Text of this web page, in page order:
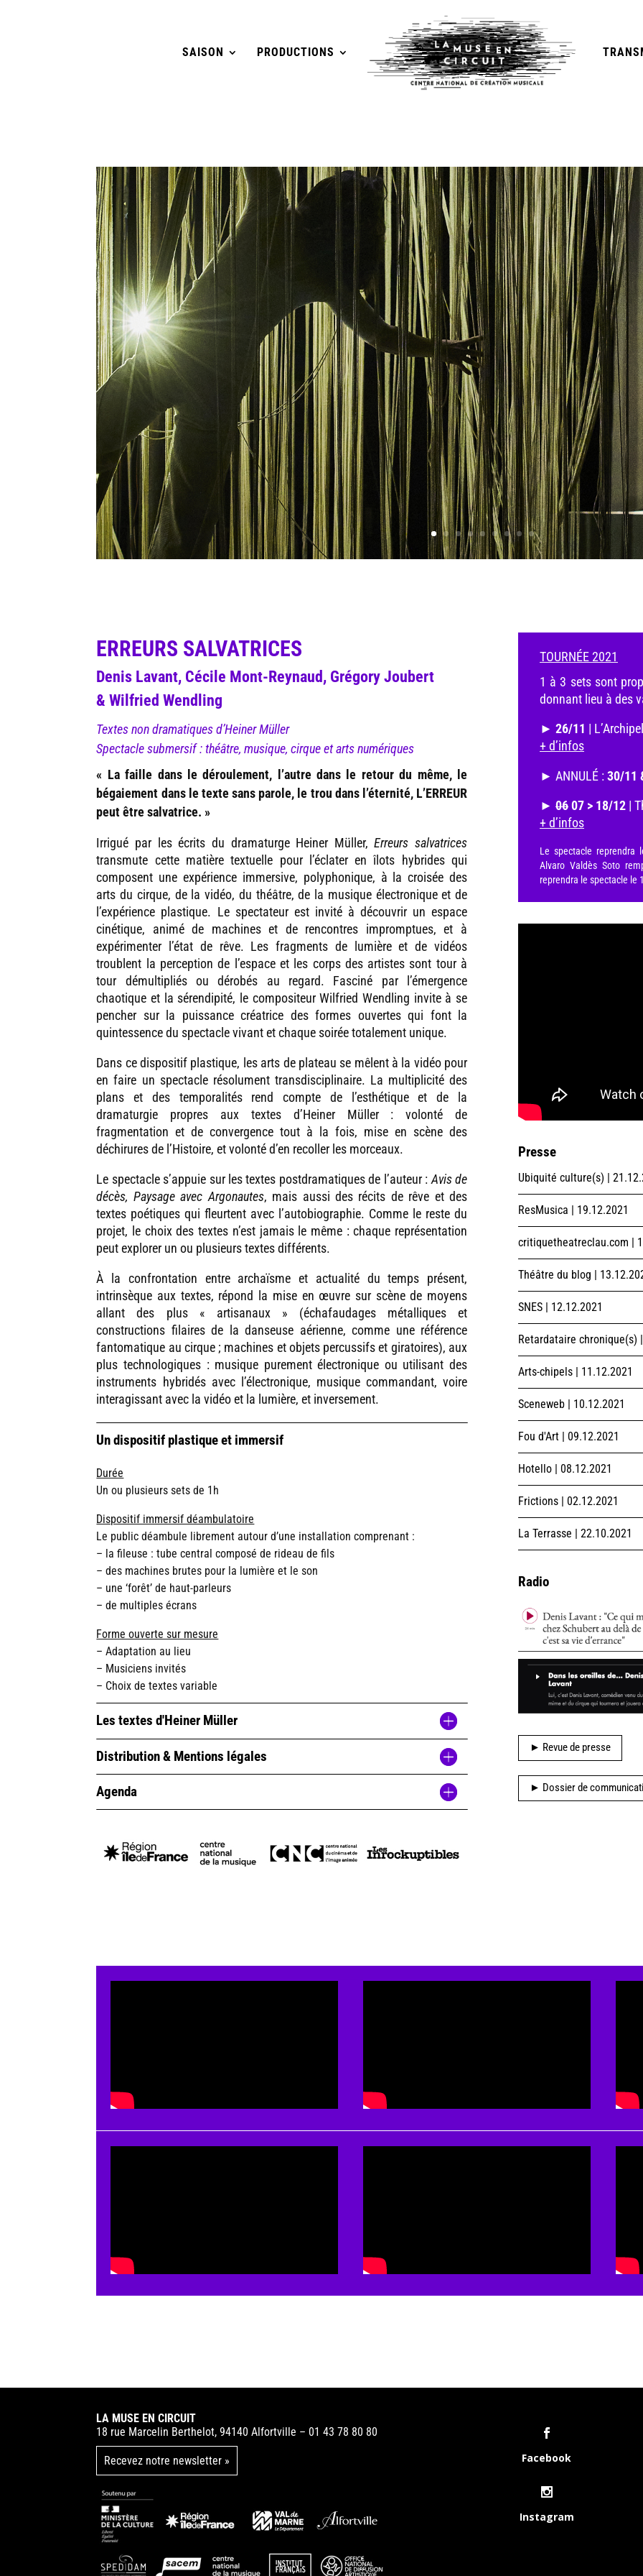
SAISON PRODUCTIONS
ERREURS SALVATRICES
Denis Lavant, Cécile Mont-Reynaud, Grégory Joubert
& Wilfried Wendling
Textes non dramatiques d’Heiner Müller
Spectacle submersif : théâtre, musique, cirque et arts numériques
« La faille dans le déroulement, l’autre dans le retour du même, le
bégaiement dans le texte sans parole, le trou dans l’éternité, L’ERREUR
peut être salvatrice. »
Irrigué par les écrits du dramaturge Heiner Müller,Erreurs salvatrices
transmute cette matière textuelle pour l’éclater en îlots hybrides qui
composent une expérience immersive, polyphonique, à la croisée des
arts du cirque, de la vidéo, du théâtre, de la musique électronique et de
l’expérience plastique. Le spectateur est invité à découvrir un espace
cinétique, animé de machines et de rencontres impromptues, et à
expérimenter l’état de rêve. Les fragments de lumière et de vidéos
troublent la perception de l’espace et les corps des artistes sont tour à
tour démultipliés ou dérobés au regard. Fasciné par l’émergence
chaotique et la sérendipité, le compositeur Wilfried Wendling invite à se
pencher sur la puissance créatrice des formes ouvertes qui font la
quintessence du spectacle vivant et chaque soirée totalement unique.
Dans ce dispositif plastique, les arts de plateau se mêlent à la vidéo pour
en faire un spectacle résolument transdisciplinaire. La multiplicité des
plans et des temporalités rend compte de l’esthétique et de la
dramaturgie propres aux textes d’Heiner Müller : volonté de
fragmentation et de convergence tout à la fois, mise en scène des
déchirures de l’Histoire, et volonté d’en recoller les morceaux.
Le spectacle s’appuie sur les textes postdramatiques de l’auteur : Avis de
décès, Paysage avec Argonautes, mais aussi des récits de rêve et des
textes poétiques qui fleurtent avec l’autobiographie. Comme le reste du
projet, le choix des textes n’est jamais le même : chaque représentation
peut explorer un ou plusieurs textes différents.
À la confrontation entre archaïsme et actualité du temps présent,
intrinsèque aux textes, répond la mise en œuvre sur scène de moyens
allant des plus « artisanaux » (échafaudages métalliques et
constructions filaires de la danseuse aérienne, comme une référence
fantomatique au cirque ; machines et objets percussifs et giratoires), aux
plus technologiques : musique purement électronique ou utilisant des
instruments hybridés avec l’électronique, musique commandant, voire
interagissant avec la vidéo et la lumière, et inversement.
Un dispositif plastique et immersif
Durée
Un ou plusieurs sets de 1h
Dispositif immersif déambulatoire
Le public déambule librement autour d’une installation comprenant :
– la fileuse : tube central composé de rideau de fils
– des machines brutes pour la lumière et le son
– une ‘forêt’ de haut-parleurs
– de multiples écrans
Forme ouverte sur mesure
– Adaptation au lieu
– Musiciens invités
– Choix de textes variable
Les textes d'Heiner Müller
Distribution & Mentions légales
Agenda
TOURNÉE 2021
1 à 3 sets sont
donnant lieu à des
► 26/11
|
+ d’infos
► ANNULÉ : 30/11
► 06 07 > 18/12 |
+ d’infos
Le spectacle
Alvaro Valdès Soto
reprendra le spectacle le
Presse
Ubiquité culture(s) |
ResMusica | 19.12.2021
critiquetheatreclau.com |
Théâtre du blog |
SNES | 12.12.2021
Retardataire chronique(s)
Arts-chipels | 11.12.2021
Sceneweb | 10.12.2021
Fou d'Art | 09.12.2021
Hotello | 08.12.2021
Frictions | 02.12.2021
La Terrasse | 22.10.2021
Radio
► Revue de presse
► Dossier de
LA MUSE EN CIRCUIT
18 rue Marcelin Berthelot, 94140 Alfortville – 01 43 78 80 80
Recevez notre newsletter » Facebook
Instagram